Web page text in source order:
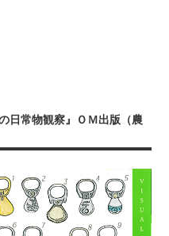
日常物観察』ＯＭ出版（農